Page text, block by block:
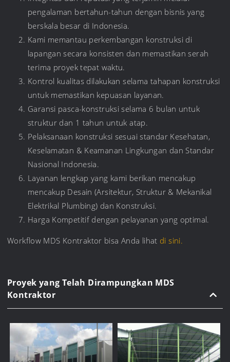
pengalaman bertahun-tahun dengan bisnis yang
berskala besar di Indonesia.
Kami memantau perkembangan konstruksi di
lapangan secara konsisten dan memastikan serah
terima proyek tepat waktu.
Kontrol kualitas dilakukan selama tahapan konstruksi
untuk memastikan kepuasan layanan.
Garansi pasca-konstruksi selama 6 bulan untuk
struktur dan 1 tahun untuk atap.
Pelaksanaan konstruksi sesuai standar Kesehatan,
Keselamatan & Keamanan Lingkungan dan Standar
Nasional Indonesia.
Layanan lengkap yang kami berikan mencakup
mencakup Desain (Arsitektur, Struktur & Mekanikal
Elektrikal Plumbing) dan Konstruksi.
Harga Kompetitif dengan pelayanan yang optimal.
Workflow MDS Kontraktor bisa Anda lihat di sini.
Proyek yang Telah Dirampungkan MDS
Kontraktor